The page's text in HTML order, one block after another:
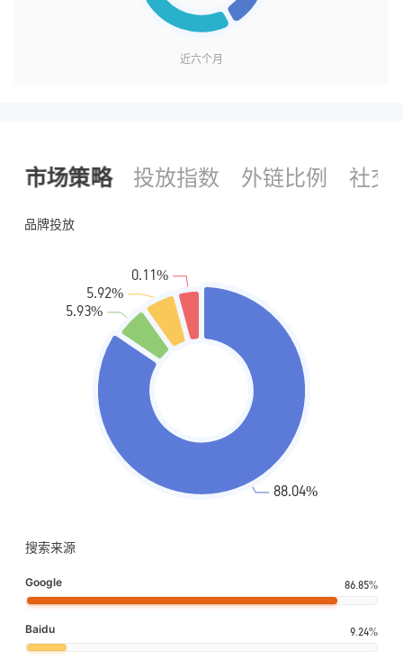
近六个月
市场策略 投放指数 外链比例 社交
搜索来源
Google 86.85%
Baidu 9.24%